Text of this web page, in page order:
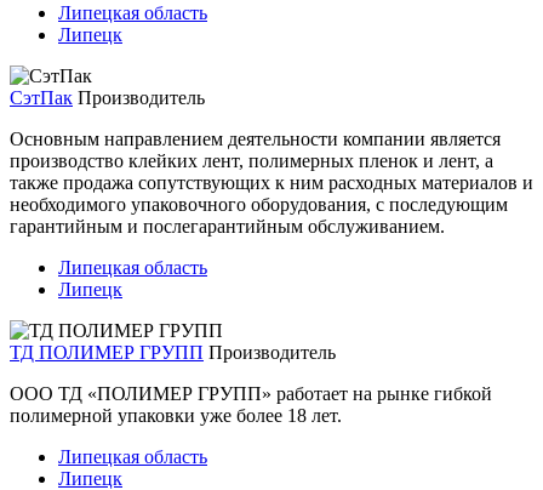
Липецкая область
Липецк
СэтПак Производитель
Основным направлением деятельности компании является
производство клейких лент, полимерных пленок и лент, а
также продажа сопутствующих к ним расходных материалов и
необходимого упаковочного оборудования, с последующим
гарантийным и послегарантийным обслуживанием.
Липецкая область
Липецк
ТД ПОЛИМЕР ГРУПП Производитель
ООО ТД «ПОЛИМЕР ГРУПП» работает на рынке гибкой
полимерной упаковки уже более 18 лет.
Липецкая область
Липецк